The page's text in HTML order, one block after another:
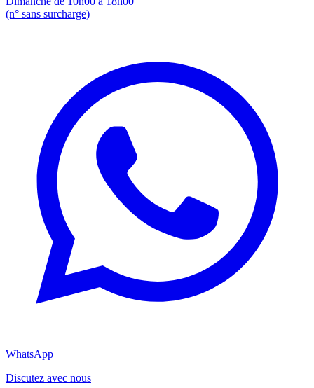
(n° sans surcharge)
WhatsApp
Discutez avec nous